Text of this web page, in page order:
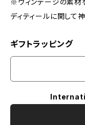
※ヴィンテージの素材
ディティールに関して
ギフトラッピング